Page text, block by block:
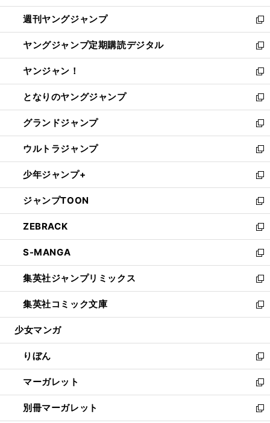
開
く
ウ
で
開
く
ン
ド
ウ
で
開
く
ウ
ィ
ン
ド
ウ
で
開
く
週刊ヤングジャンプ
新
し
い
ウ
ィ
ン
ド
ウ
で
開
く
ヤングジャンプ定期購読デジタル
新
し
い
ウ
ィ
ン
ド
ウ
で
開
く
ヤンジャン！
新
し
い
ウ
ィ
ン
ド
ウ
で
開
く
となりのヤングジャンプ
新
し
い
ウ
ィ
ン
ド
ウ
で
開
く
グランドジャンプ
新
し
い
ウ
ィ
ン
ド
ウ
で
開
く
ウルトラジャンプ
新
し
い
ウ
ィ
ン
ド
ウ
で
開
く
少年ジャンプ+
新
し
い
ウ
ィ
ン
ド
ウ
で
開
く
ジャンプTOON
新
し
い
ウ
ィ
ン
ド
ウ
で
開
ZEBRACK
新
し
い
ウ
ィ
ン
ド
ウ
開
く
S-MANGA
新
し
い
ウ
ィ
ン
ウ
で
開
く
集英社ジャンプリミックス
新
し
い
ウ
ン
ド
ウ
で
開
く
集英社コミック文庫
新
し
ウ
ィ
ン
ド
ウ
で
開
少女マンガ
りぼん
新
し
い
ウ
ィ
マーガレット
新
し
い
別冊マーガレット
新